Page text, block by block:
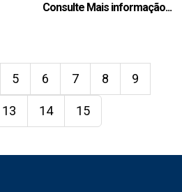
Consulte Mais informação...
5 6 7 8 9
13 14 15